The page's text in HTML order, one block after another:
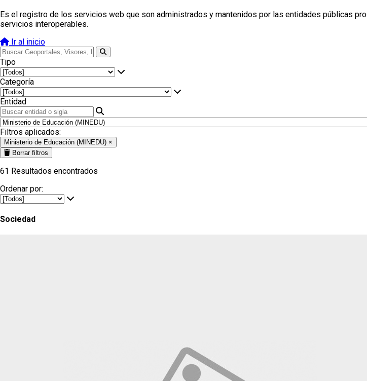
Es el registro de los servicios web que son administrados y mantenidos por las entidades públicas
servicios interoperables.
Ir al inicio
Tipo
Categoría
Entidad
Filtros aplicados:
Ministerio de Educación (MINEDU) ×
Borrar filtros
61 Resultados encontrados
Ordenar por:
Sociedad